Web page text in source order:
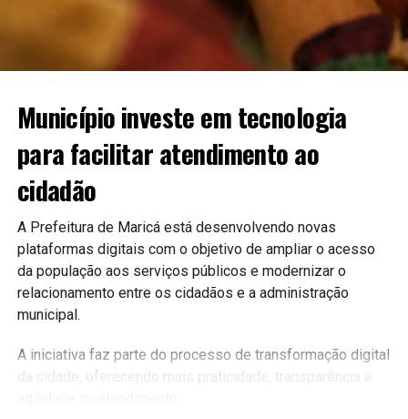
Município investe em tecnologia
para facilitar atendimento ao
cidadão
A Prefeitura de Maricá está desenvolvendo novas
plataformas digitais com o objetivo de ampliar o acesso
da população aos serviços públicos e modernizar o
relacionamento entre os cidadãos e a administração
municipal.
A iniciativa faz parte do processo de transformação digital
da cidade, oferecendo mais praticidade, transparência e